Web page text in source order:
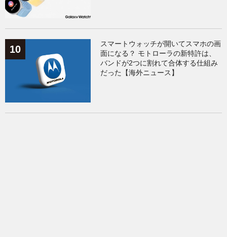
スマートウォッチが開いてスマホの画
面になる？ モトローラの新特許は、
バンドが2つに割れて合体する仕組み
だった【海外ニュース】